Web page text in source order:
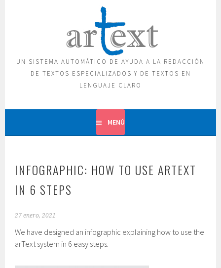
UN SISTEMA AUTOMÁTICO DE AYUDA A LA REDACCIÓN
DE TEXTOS ESPECIALIZADOS Y DE TEXTOS EN
LENGUAJE CLARO
MENÚ
INFOGRAPHIC: HOW TO USE ARTEXT
IN 6 STEPS
27 enero, 2021
We have designed an infographic explaining how to use the
arText system in 6 easy steps.